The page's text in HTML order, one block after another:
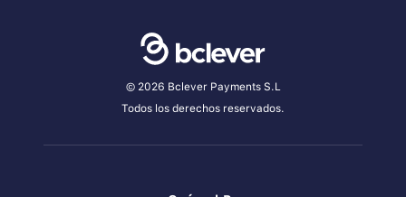
© 2026 Bclever Payments S.L
Todos los derechos reservados.